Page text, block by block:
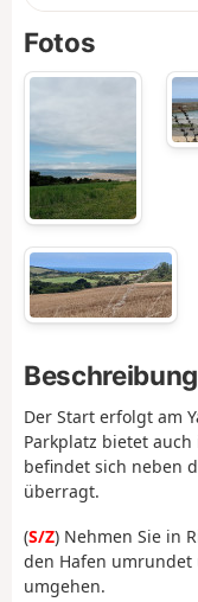
Fotos
Der Start erfolgt am
Parkplatz bietet
befindet sich neben
überragt.
(S/Z) Nehmen Sie in
den Hafen
umgehen.